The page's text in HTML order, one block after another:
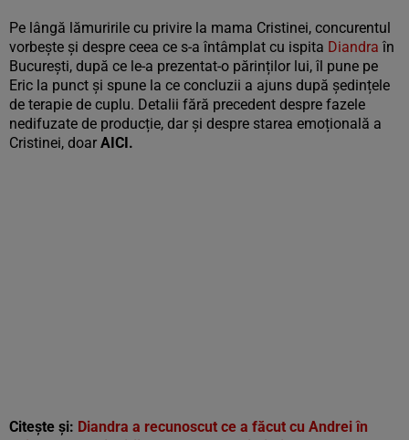
Pe lângă lămuririle cu privire la mama Cristinei, concurentul
vorbește și despre ceea ce s-a întâmplat cu ispita Diandra în
București, după ce le-a prezentat-o părinților lui, îl pune pe
Eric la punct și spune la ce concluzii a ajuns după ședințele
de terapie de cuplu. Detalii fără precedent despre fazele
nedifuzate de producție, dar și despre starea emoțională a
Cristinei, doar AICI.
Citește și: Diandra a recunoscut ce a făcut cu Andrei în